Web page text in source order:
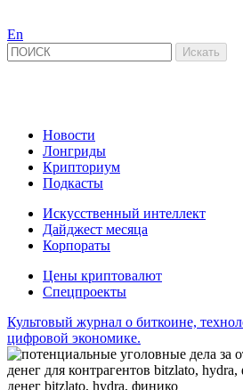
En
Новости
Лонгриды
Крипториум
Подкасты
Искусственный интеллект
Дайджест месяца
Корпораты
Цены криптовалют
Спецпроекты
Культовый журнал о биткоине,
цифровой экономике.